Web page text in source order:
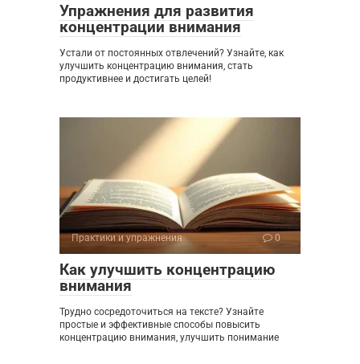
Упражнения для развития
концентрации внимания
Устали от постоянных отвлечений? Узнайте, как
улучшить концентрацию внимания, стать
продуктивнее и достигать целей!
Практики и упражнения 0
Как улучшить концентрацию
внимания
Трудно сосредоточиться на тексте? Узнайте
простые и эффективные способы повысить
концентрацию внимания, улучшить понимание